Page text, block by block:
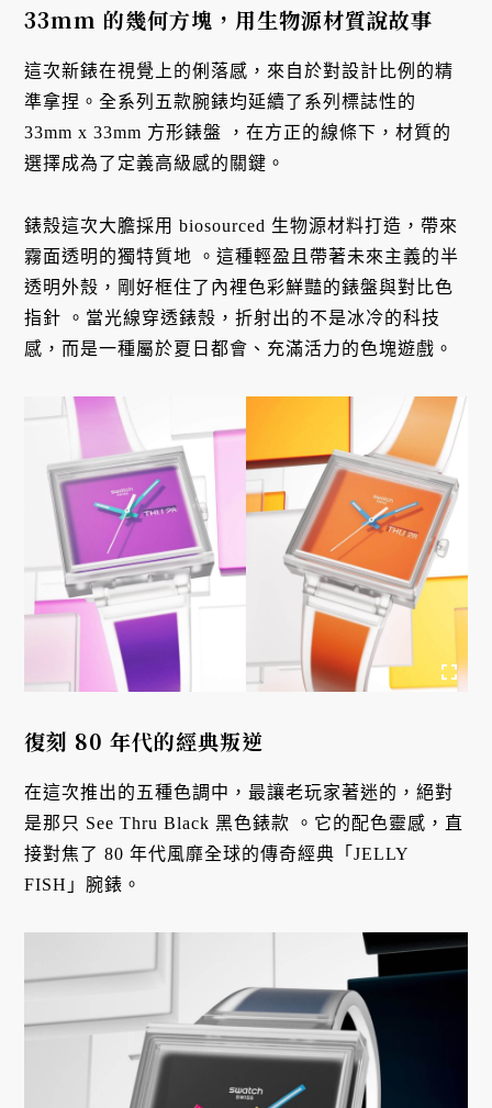
33mm 的幾何方塊，用生物源材質說故事
這次新錶在視覺上的俐落感，來自於對設計比例的精
準拿捏。全系列五款腕錶均延續了系列標誌性的
33mm x 33mm 方形錶盤
，在方正的線條下，材質的
選擇成為了定義高級感的關鍵。
錶殼這次大膽採用 biosourced 生物源材料打造，帶來
霧面透明的獨特質地
。這種輕盈且帶著未來主義的半
透明外殼，剛好框住了內裡色彩鮮豔的錶盤與對比色
指針
。當光線穿透錶殼，折射出的不是冰冷的科技
感，而是一種屬於夏日都會、充滿活力的色塊遊戲。
復刻 80 年代的經典叛逆
在這次推出的五種色調中，最讓老玩家著迷的，絕對
是那只 See Thru Black 黑色錶款
。它的配色靈感，直
接對焦了 80 年代風靡全球的傳奇經典「JELLY
FISH」腕錶 。